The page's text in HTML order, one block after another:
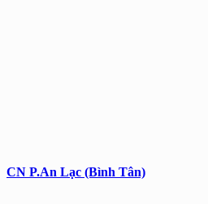
CN P.An Lạc (Bình Tân)